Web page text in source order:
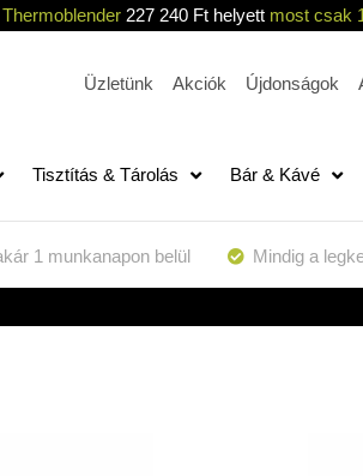
Thermoblender227 240 Ft helyett most csak
Üzletünk Akciók Újdonságok
Tisztítás & Tárolás Bár & Kávé
1 munkanapon belül Mindig a